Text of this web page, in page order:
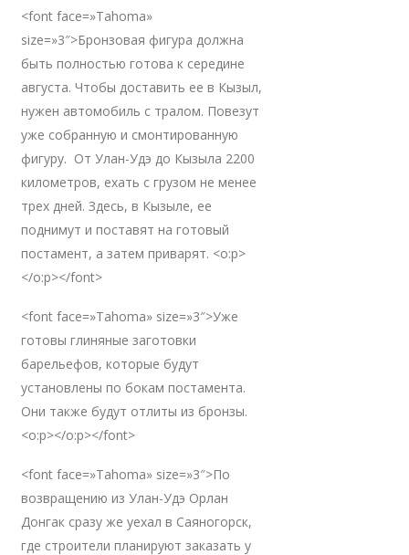
<font face=»Tahoma»
size=»3″>Бронзовая фигура должна
быть полностью готова к середине
августа. Чтобы доставить ее в Кызыл,
нужен автомобиль с тралом. Повезут
уже собранную и смонтированную
фигуру. От Улан-Удэ до Кызыла 2200
километров, ехать с грузом не менее
трех дней. Здесь, в Кызыле, ее
поднимут и поставят на готовый
постамент, а затем приварят. <o:p>
</o:p></font>
<font face=»Tahoma» size=»3″>Уже
готовы глиняные заготовки
барельефов, которые будут
установлены по бокам постамента.
Они также будут отлиты из бронзы.
<o:p></o:p></font>
<font face=»Tahoma» size=»3″>По
возвращению из Улан-Удэ Орлан
Донгак сразу же уехал в Саяногорск,
где строители планируют заказать у